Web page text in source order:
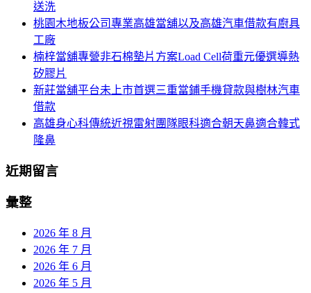
送洗
桃園木地板公司專業高雄當舖以及高雄汽車借款有廚具
工廠
楠梓當舖專營非石棉墊片方案Load Cell荷重元優選導熱
矽膠片
新莊當舖平台未上市首選三重當鋪手機貸款與樹林汽車
借款
高雄身心科傳統近視雷射團隊眼科適合朝天鼻適合韓式
隆鼻
近期留言
彙整
2026 年 8 月
2026 年 7 月
2026 年 6 月
2026 年 5 月